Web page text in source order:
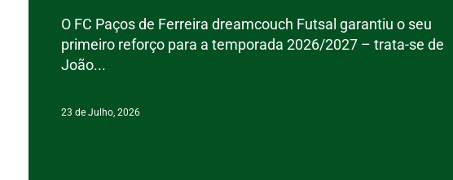
O FC Paços de Ferreira dreamcouch Futsal garantiu o seu
primeiro reforço para a temporada 2026/2027 – trata-se de
João...
23 de Julho, 2026